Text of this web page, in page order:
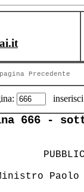
Precedente
666 -